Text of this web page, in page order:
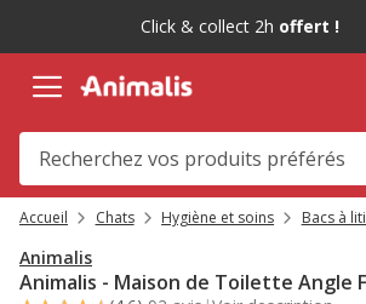
message,
Click & collect 2h offert !
Accueil Chats Hygiène et soins Bacs à
Animalis
Animalis - Maison de Toilette Angle